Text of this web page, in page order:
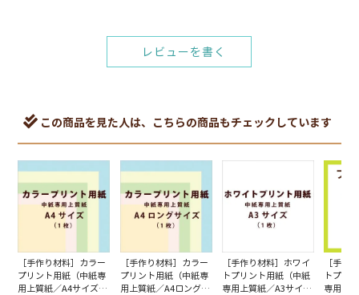
レビューを書く
この商品を見た人は、こちらの商品もチェックしています
［手作り材料］カラー
プリント用紙（中紙専
用上質紙／A4サイズ）
［手作り材料］カラー
プリント用紙（中紙専
用上質紙／A4ロングサ
［手作り材料］ホワイ
トプリント用紙（中紙
専用上質紙／A3サイ
［手作
トプリ
専用上